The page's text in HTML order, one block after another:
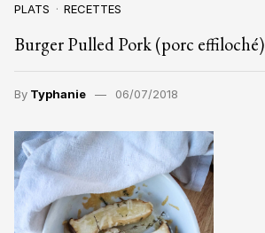
PLATS RECETTES
Burger Pulled Pork (porc effiloché)
By Typhanie 06/07/2018